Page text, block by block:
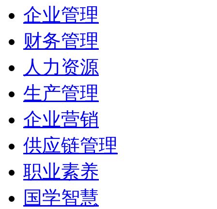
企业管理
财务管理
人力资源
生产管理
企业营销
供应链管理
职业素养
国学智慧